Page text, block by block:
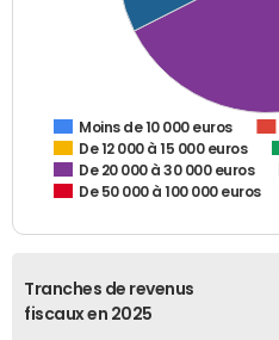
Moins de 10 000 euros
De 12 000 à 15 000 euros
De 20 000 à 30 000 euros
De 50 000 à 100 000 euros
Tranches de revenus
fiscaux en 2025